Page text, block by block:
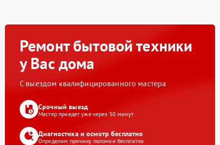
Ремонт бытовой техники
у Вас дома
С выездом квалифицированного мастера
Срочный выезд
Мастер приедет уже через 30 минут
Диагностика и осмотр бесплатно
Определим причину поломки бесплатно